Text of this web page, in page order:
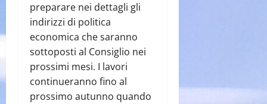
preparare nei dettagli gli
indirizzi di politica
economica che saranno
sottoposti al Consiglio nei
prossimi mesi. I lavori
continueranno fino al
prossimo autunno quando